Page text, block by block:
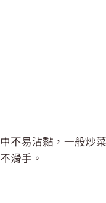
不易沾黏，一般炒
滑手。